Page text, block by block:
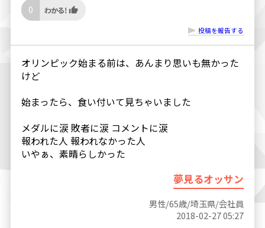
0
投稿を報告する
オリンピック始まる前は、あんまり思いも無かった
けど
始まったら、食い付いて見ちゃいました
メダルに涙 敗者に涙 コメントに涙
報われた人 報われなかった人
いやぁ、素晴らしかった
夢見るオッサン
男性/65歳/埼玉県/会社員
2018-02-27 05:27